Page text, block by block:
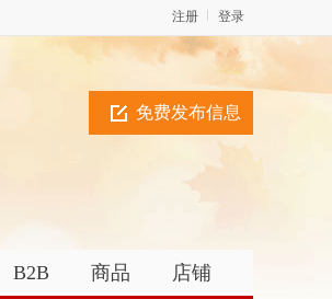
登录
注册
免费发布信息
B2B 商品 店铺